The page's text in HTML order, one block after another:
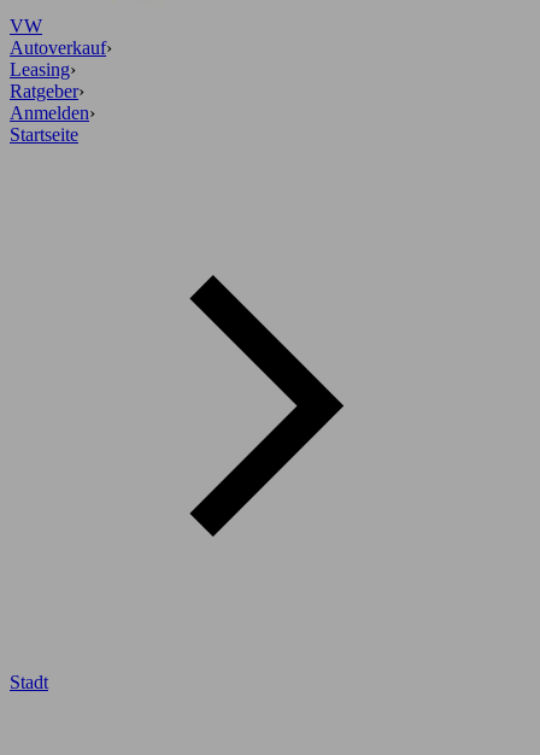
VW
Autoverkauf›
Leasing›
Ratgeber›
Anmelden›
Startseite
Stadt